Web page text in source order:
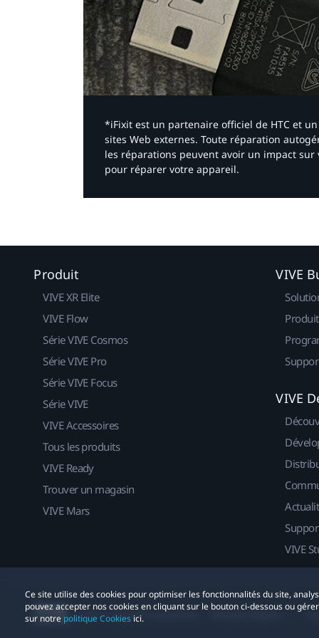
*iFixit est un partenaire officiel de HTC et
sites Web externes. Toute réparation
les réparations peuvent avoir un impact
pour réparer votre appareil.​
Ce site utilise des cookies pour optimiser les fonctionnalités du site,
pouvez accepter nos cookies en cliquant sur le bouton ci-dessous ou
sur notre politique Cookies ici.
Produit
VIVE XR Elite
VIVE Flow
Série VIVE Cosmos
Série VIVE Pro
Série VIVE Focus
Série VIVE
VIVE Accessoires
Tous les produits
VIVE Ready
Trouver un magasin
VIVE Mars
VIVE
VIVE
VIVE
© 2011-2026 HTC Corporation